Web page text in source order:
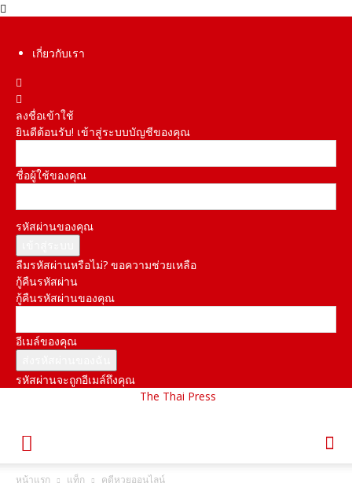
เกี่ยวกับเรา
ลงชื่อเข้าใช้
ยินดีต้อนรับ! เข้าสู่ระบบบัญชีของคุณ
ชื่อผู้ใช้ของคุณ
รหัสผ่านของคุณ
ลืมรหัสผ่านหรือไม่? ขอความช่วยเหลือ
กู้คืนรหัสผ่าน
กู้คืนรหัสผ่านของคุณ
อีเมล์ของคุณ
รหัสผ่านจะถูกอีเมล์ถึงคุณ
The Thai Press
หน้าแรก แท็ก คดีหวยออนไลน์